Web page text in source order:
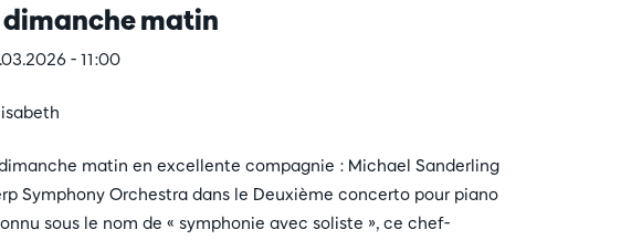
dimanche matin
- 11:00
matin en excellente compagnie : Michael Sanderling
Symphony Orchestra dans le Deuxième concerto pour piano
sous le nom de « symphonie avec soliste », ce chef-